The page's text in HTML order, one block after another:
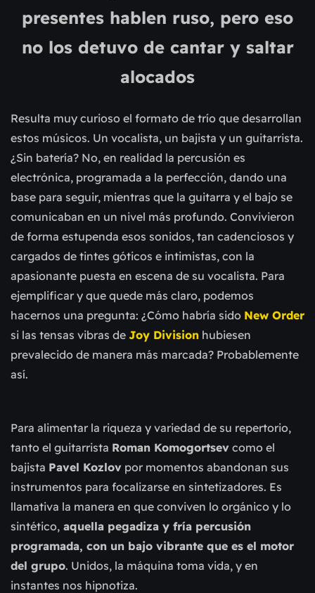
presentes hablen ruso, pero eso
no los detuvo de cantar y saltar
alocados
Resulta muy curioso el formato de trío que desarrollan
estos músicos. Un vocalista, un bajista y un guitarrista.
¿Sin batería? No, en realidad la percusión es
electrónica, programada a la perfección, dando una
base para seguir, mientras que la guitarra y el bajo se
comunicaban en un nivel más profundo. Convivieron
de forma estupenda esos sonidos, tan cadenciosos y
cargados de tintes góticos e intimistas, con la
apasionante puesta en escena de su vocalista. Para
ejemplificar y que quede más claro, podemos
hacernos una pregunta: ¿Cómo habría sido New Order
si las tensas vibras de Joy Division hubiesen
prevalecido de manera más marcada? Probablemente
así.
Para alimentar la riqueza y variedad de su repertorio,
tanto el guitarrista Roman Komogortsev como el
bajista Pavel Kozlov por momentos abandonan sus
instrumentos para focalizarse en sintetizadores. Es
llamativa la manera en que conviven lo orgánico y lo
sintético, aquella pegadiza y fría percusión
programada, con un bajo vibrante que es el motor
del grupo. Unidos, la máquina toma vida, y en
instantes nos hipnotiza.